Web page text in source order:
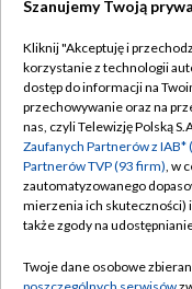
Abonament TVP
Emisja w TVP
Centrum informacji
Naziemna
Rada Programowa
Szanujemy Twoją
Kliknij "Akceptuję i
korzystanie z technologii
dostęp do informacji na
przechowywanie oraz na
nas, czyli Telewizję Polską
Zaufanych Partnerów z IAB*
Partnerów TVP (93 firm), w
zautomatyzowanego
mierzenia ich skuteczności)
także zgody na
Twoje dane osobowe